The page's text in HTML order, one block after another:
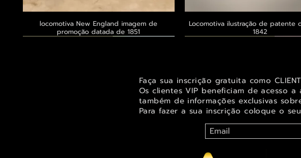
Visualização rápida
locomotiva New England imagem de
promoção datada de 1851
Visualização rápida
Locomotiva ilustração de patente
1842
Faça sua inscrição gratuita como
Os clientes VIP beneficiam de acesso
também de informações exclusivas sobr
Para fazer a sua inscrição coloque o